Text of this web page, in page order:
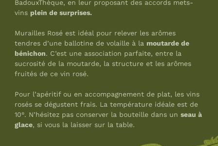
BadouxThèque, en leur proposant des accords mets-
vins plein de surprises.
Murailles Rosé est idéal pour relever les arômes
tendres d’une ballotine de volaille à la moutarde de
bénichon. C’est une association parfaite, entre la
sucrosité de la moutarde, la structure et les arômes
fruités de ce vin rosé.
Pour l’apéritif ou en accompagnement de plat, les vins
rosés se dégustent frais. La température idéale est de
10°. N’hésitez pas conserver la bouteille dans un seau à
glace, si vous la laisser sur la table.